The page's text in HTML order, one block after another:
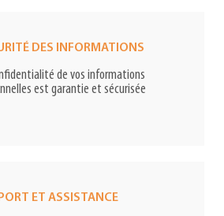
DES INFORMATIONS
de vos informations
est garantie et sécurisée
ET ASSISTANCE